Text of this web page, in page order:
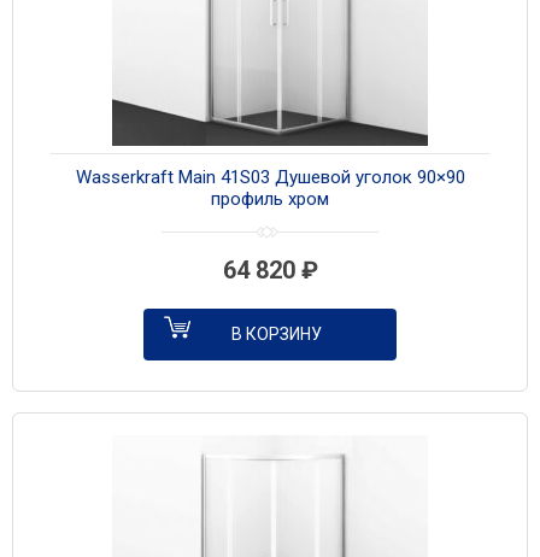
Wasserkraft Main 41S03 Душевой уголок 90×90
профиль хром
64 820 ₽
В КОРЗИНУ